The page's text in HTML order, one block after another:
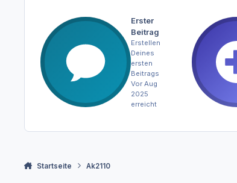
Erster
Beitrag
Erstellen
Deines
ersten
Beitrags
Vor Aug
2025
erreicht
Startseite Ak2110